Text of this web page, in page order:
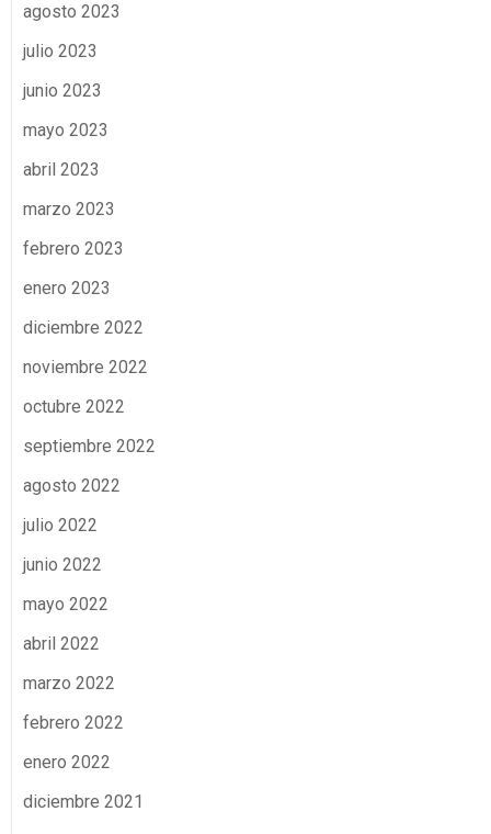
agosto 2023
julio 2023
junio 2023
mayo 2023
abril 2023
marzo 2023
febrero 2023
enero 2023
diciembre 2022
noviembre 2022
octubre 2022
septiembre 2022
agosto 2022
julio 2022
junio 2022
mayo 2022
abril 2022
marzo 2022
febrero 2022
enero 2022
diciembre 2021